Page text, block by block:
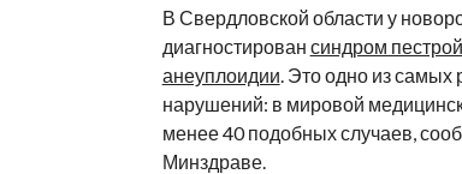
В Свердловской области у
диагностирован синдром
анеуплоидии. Это одно из самых
нарушений: в мировой
менее 40 подобных случаев,
Минздраве.